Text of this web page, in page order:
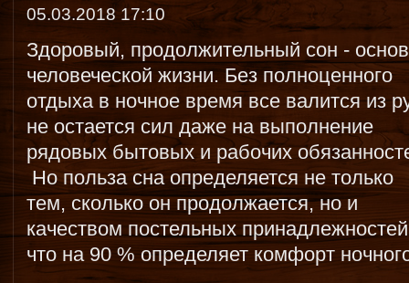
05.03.2018 17:10
Здоровый, продолжительный сон -
человеческой жизни. Без полноценного
отдыха в ночное время все валится из
не остается сил даже на выполнение
рядовых бытовых и рабочих
Но польза сна определяется не только
тем, сколько он продолжается, но и
качеством постельных
что на 90 % определяет комфорт